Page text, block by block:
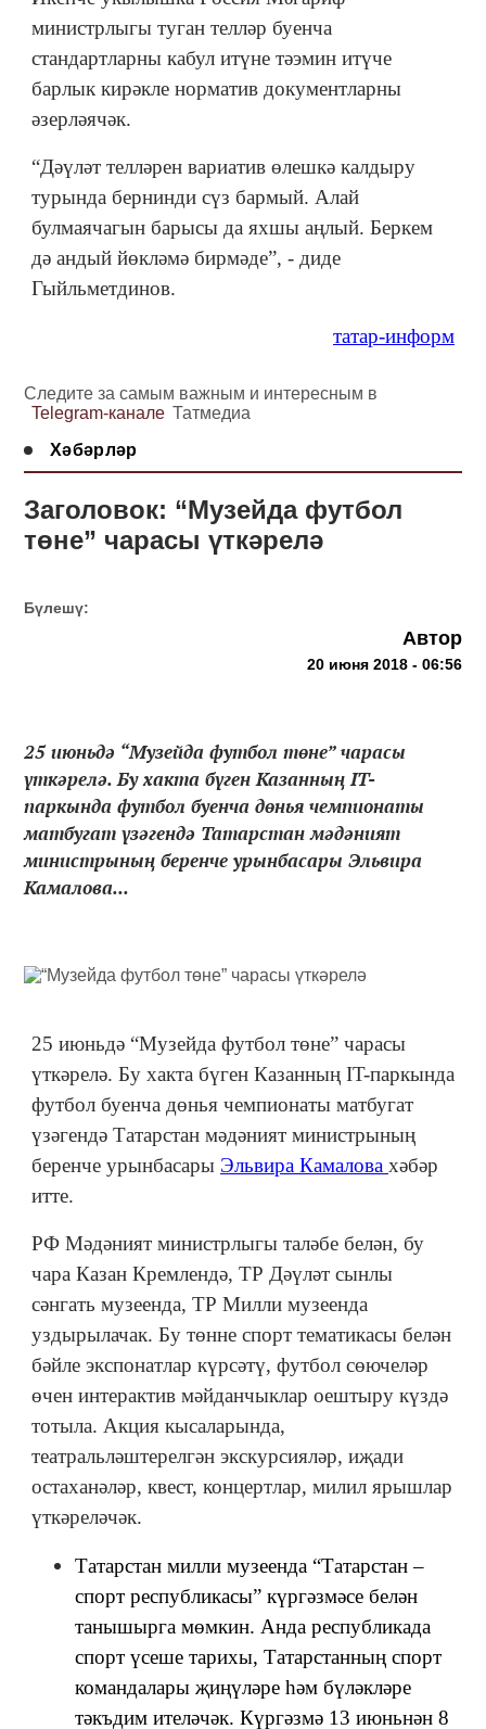
министрлыгы туган телләр буенча
стандартларны кабул итүне тәэмин итүче
барлык кирәкле норматив документларны
әзерләячәк.
“Дәүләт телләрен вариатив өлешкә калдыру
турында бернинди сүз бармый. Алай
булмаячагын барысы да яхшы аңлый. Беркем
дә андый йөкләмә бирмәде”, - диде
Гыйльметдинов.
татар-информ
Следите за самым важным и интересным в
Telegram-канале Татмедиа
Хәбәрләр
Заголовок: “Музейда футбол
төне” чарасы үткәрелә
Бүлешү:
Автор
20 июня 2018 - 06:56
25 июньдә “Музейда футбол төне” чарасы
үткәрелә. Бу хакта бүген Казанның IT-
паркында футбол буенча дөнья чемпионаты
матбугат үзәгендә Татарстан мәдәният
министрының беренче урынбасары Эльвира
Камалова...
25 июньдә “Музейда футбол төне” чарасы
үткәрелә. Бу хакта бүген Казанның IT-паркында
футбол буенча дөнья чемпионаты матбугат
үзәгендә Татарстан мәдәният министрының
беренче урынбасары Эльвира Камалова хәбәр
итте.
РФ Мәдәният министрлыгы таләбе белән, бу
чара Казан Кремлендә, ТР Дәүләт сынлы
сәнгать музеенда, ТР Милли музеенда
уздырылачак. Бу төнне спорт тематикасы белән
бәйле экспонатлар күрсәтү, футбол сөючеләр
өчен интерактив мәйданчыклар оештыру күздә
тотыла. Акция кысаларында,
театральләштерелгән экскурсияләр, иҗади
остаханәләр, квест, концертлар, милил ярышлар
үткәреләчәк.
Татарстан милли музеенда “Татарстан –
спорт республикасы” күргәзмәсе белән
танышырга мөмкин. Анда республикада
спорт үсеше тарихы, Татарстанның спорт
командалары җиңүләре һәм бүләкләре
тәкъдим ителәчәк. Күргәзмә 13 июньнән 8